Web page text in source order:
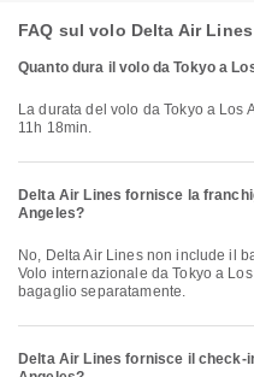
FAQ sul volo Delta Air
Quanto dura il volo da Tokyo a
La durata del volo da Tokyo a Los Angeles con Delta Air Lines è di circa
11h 18min.
Delta Air Lines fornisce la
Angeles?
No, Delta Air Lines non include il bagaglio gratuito per i voli Volo interno &
Volo internazionale da Tokyo a
bagaglio separatamente.
Delta Air Lines fornisce il check-